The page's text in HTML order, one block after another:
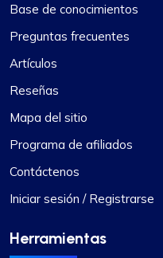
Base de conocimientos
Preguntas frecuentes
Artículos
Reseñas
Mapa del sitio
Programa de afiliados
Contáctenos
Iniciar sesión / Registrarse
Herramientas